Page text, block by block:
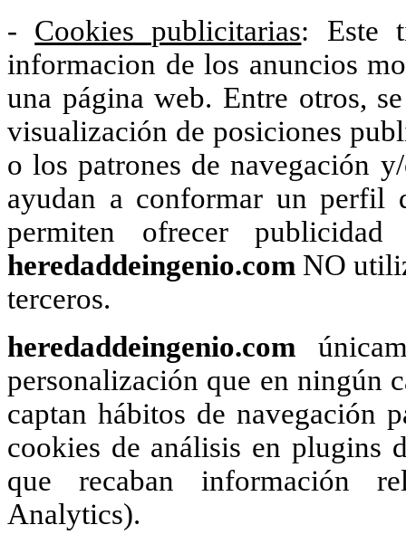
- Cookies publicitarias: Este
informacion de los anuncios
una página web. Entre otros,
visualización de posiciones
o los patrones de navegación
ayudan a conformar un perfil
permiten ofrecer
heredaddeingenio.com NO
terceros.
heredaddeingenio.com
personalización que en ningún
captan hábitos de navegación
cookies de análisis en plugins
que recaban información
Analytics).